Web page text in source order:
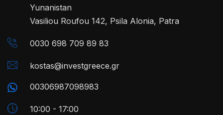
Yunanistan
Vasiliou Roufou 142, Psila Alonia, Patra
0030 698 709 89 83
kostas@investgreece.gr
00306987098983
10:00 - 17:00